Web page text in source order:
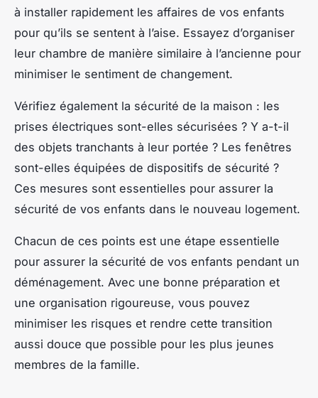
à installer rapidement les affaires de vos enfants
pour qu’ils se sentent à l’aise. Essayez d’organiser
leur chambre de manière similaire à l’ancienne pour
minimiser le sentiment de changement.
Vérifiez également la sécurité de la maison : les
prises électriques sont-elles sécurisées ? Y a-t-il
des objets tranchants à leur portée ? Les fenêtres
sont-elles équipées de dispositifs de sécurité ?
Ces mesures sont essentielles pour assurer la
sécurité de vos enfants dans le nouveau logement.
Chacun de ces points est une étape essentielle
pour assurer la sécurité de vos enfants pendant un
déménagement. Avec une bonne préparation et
une organisation rigoureuse, vous pouvez
minimiser les risques et rendre cette transition
aussi douce que possible pour les plus jeunes
membres de la famille.